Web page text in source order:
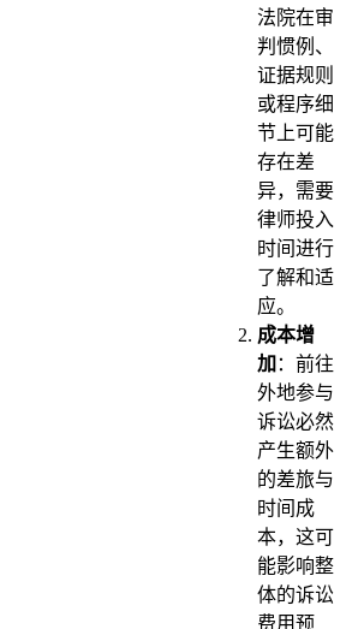
法院在审
判惯例、
证据规则
或程序细
节上可能
存在差
异，需要
律师投入
时间进行
了解和适
应。
成本增
加 ：前往
外地参与
诉讼必然
产生额外
的差旅与
时间成
本，这可
能影响整
体的诉讼
费用预